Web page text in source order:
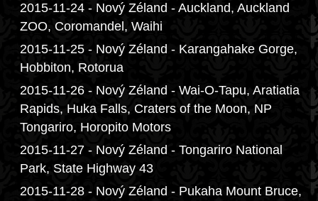
2015-11-24 - Nový Zéland - Auckland, Auckland
ZOO, Coromandel, Waihi
2015-11-25 - Nový Zéland - Karangahake Gorge,
Hobbiton, Rotorua
2015-11-26 - Nový Zéland - Wai-O-Tapu, Aratiatia
Rapids, Huka Falls, Craters of the Moon, NP
Tongariro, Horopito Motors
2015-11-27 - Nový Zéland - Tongariro National
Park, State Highway 43
2015-11-28 - Nový Zéland - Pukaha Mount Bruce,